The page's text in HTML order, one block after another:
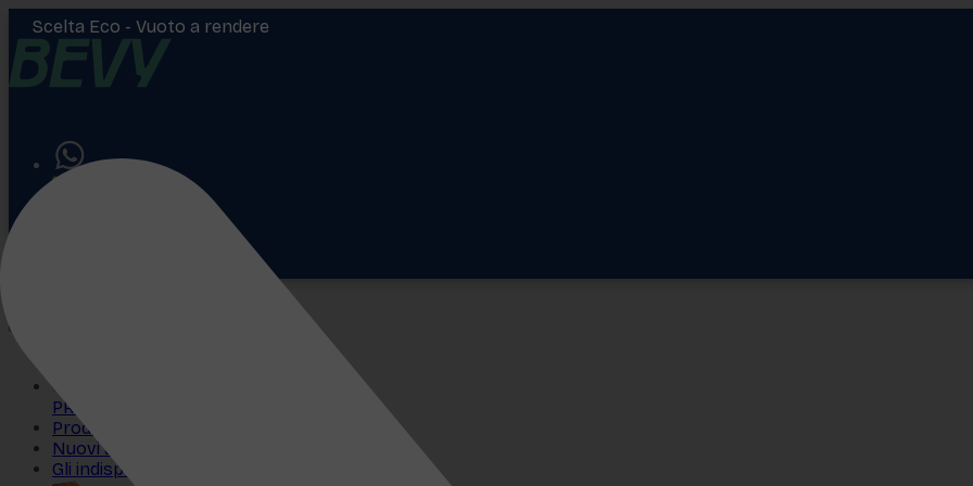
Aiuto
PROMO
Prodotti più venduti
Nuovi arrivi
Gli indispensabili
Scelta Eco - Vuoto a rendere